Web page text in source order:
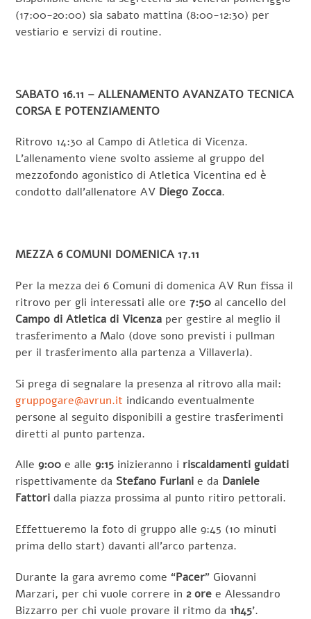
(17:00-20:00) sia sabato mattina (8:00-12:30) per
vestiario e servizi di routine.
SABATO 16.11 – ALLENAMENTO AVANZATO TECNICA
CORSA E POTENZIAMENTO
Ritrovo 14:30 al Campo di Atletica di Vicenza.
L’allenamento viene svolto assieme al gruppo del
mezzofondo agonistico di Atletica Vicentina ed è
condotto dall’allenatore AV Diego Zocca.
MEZZA 6 COMUNI DOMENICA 17.11
Per la mezza dei 6 Comuni di domenica AV Run fissa il
ritrovo per gli interessati alle ore7:50 al cancello del
Campo di Atletica di Vicenza per gestire al meglio il
trasferimento a Malo (dove sono previsti i pullman
per il trasferimento alla partenza a Villaverla).
Si prega di segnalare la presenza al ritrovo alla mail:
gruppogare@avrun.it indicando eventualmente
persone al seguito disponibili a gestire trasferimenti
diretti al punto partenza.
Alle9:00 e alle9:15 inizieranno i riscaldamenti guidati
rispettivamente da Stefano Furlani e da Daniele
Fattori dalla piazza prossima al punto ritiro pettorali.
Effettueremo la foto di gruppo alle 9:45 (10 minuti
prima dello start) davanti all’arco partenza.
Durante la gara avremo come “Pacer” Giovanni
Marzari, per chi vuole correre in2 ore e Alessandro
Bizzarro per chi vuole provare il ritmo da1h45’.